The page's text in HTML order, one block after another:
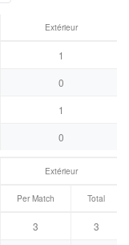
Extérieur
1
0
1
0
Extérieur
Per Match Total
3
3